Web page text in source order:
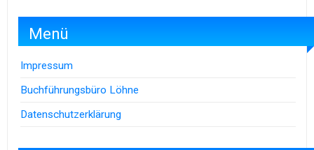
Menü
Impressum
Buchführungsbüro Löhne
Datenschutzerklärung